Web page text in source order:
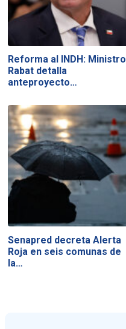
Reforma al INDH: Ministro
Rabat detalla
anteproyecto…
Senapred decreta Alerta
Roja en seis comunas de
la…